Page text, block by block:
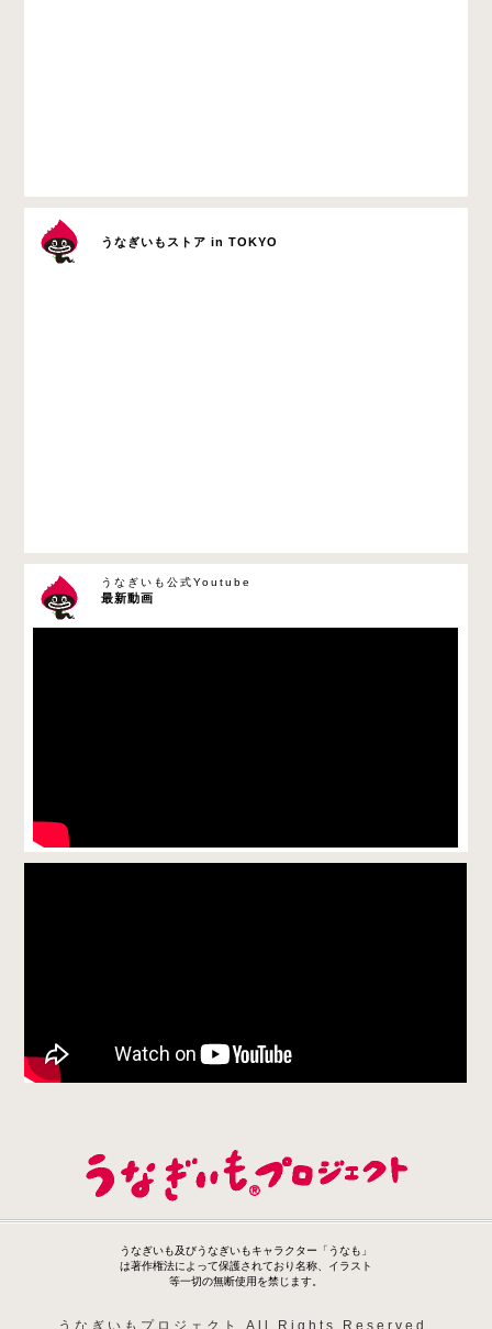
うなぎいもストア in TOKYO
最新動画
うなぎいも公式Youtube
うなぎいも及びうなぎいもキャラクター「うなも」
は著作権法によって保護されており名称、イラスト
等一切の無断使用を禁じます。
うなぎいもプロジェクト All Rights Reserved.